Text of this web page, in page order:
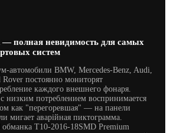
— полная невидимость для самых
систем
автомобили BMW, Mercedes-Benz, Audi,
постоянно мониторят
каждого внешнего фонаря.
низким потреблением воспринимается
как "перегоревшая" — на панели
мигает аварійная пиктограмма.
T10-2016-18SMD Premium